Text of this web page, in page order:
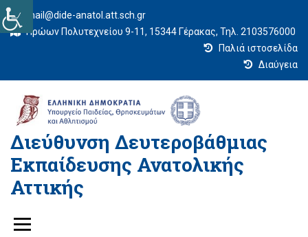
mail@dide-anatol.att.sch.gr
Ηρώων Πολυτεχνείου 9-11, 15344 Γέρακας, Τηλ. 2103576000
Παλιά ιστοσελίδα
Διαύγεια
Διεύθυνση Δευτεροβάθμιας
Εκπαίδευσης Ανατολικής
Αττικής